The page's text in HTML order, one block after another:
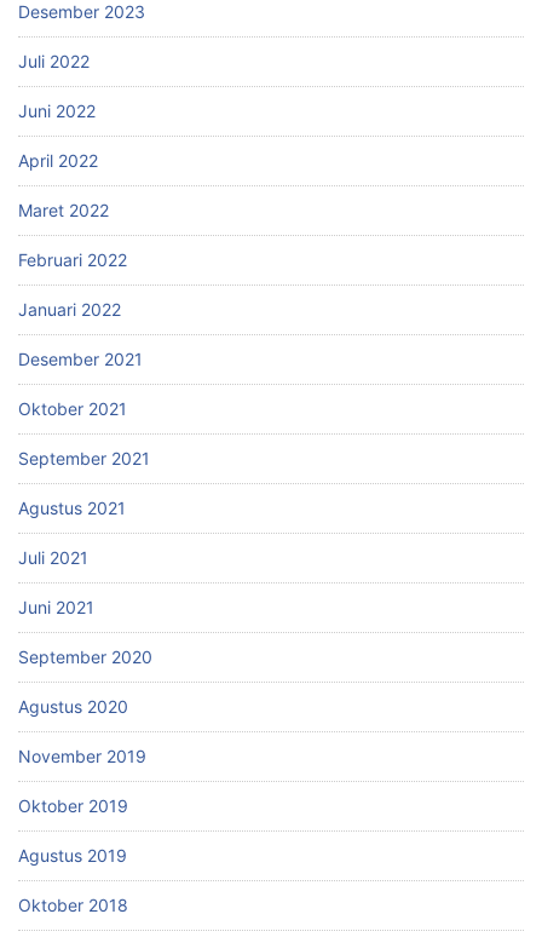
Desember 2023
Juli 2022
Juni 2022
April 2022
Maret 2022
Februari 2022
Januari 2022
Desember 2021
Oktober 2021
September 2021
Agustus 2021
Juli 2021
Juni 2021
September 2020
Agustus 2020
November 2019
Oktober 2019
Agustus 2019
Oktober 2018